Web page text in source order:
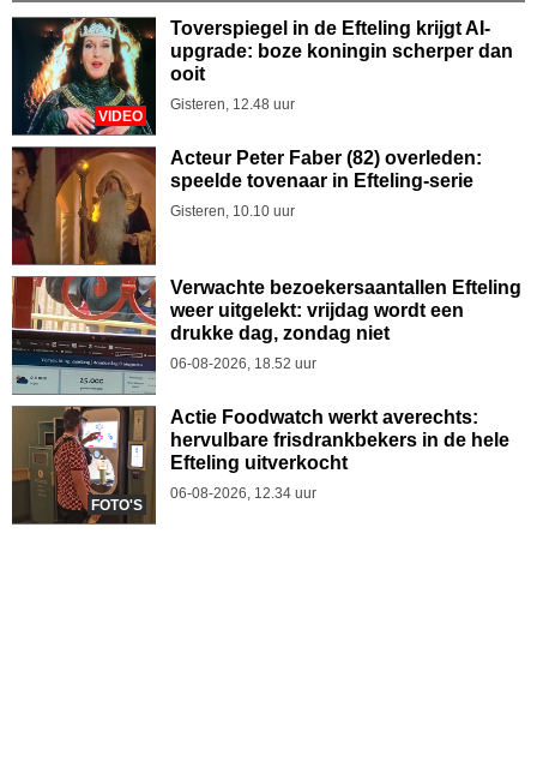
VIDEO
Toverspiegel in de Efteling krijgt AI-
upgrade: boze koningin scherper dan
ooit
Gisteren, 12.48 uur
Acteur Peter Faber (82) overleden:
speelde tovenaar in Efteling-serie
Gisteren, 10.10 uur
Verwachte bezoekersaantallen Efteling
weer uitgelekt: vrijdag wordt een
drukke dag, zondag niet
06-08-2026, 18.52 uur
FOTO'S
Actie Foodwatch werkt averechts:
hervulbare frisdrankbekers in de hele
Efteling uitverkocht
06-08-2026, 12.34 uur